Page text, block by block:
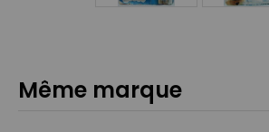
Même marque